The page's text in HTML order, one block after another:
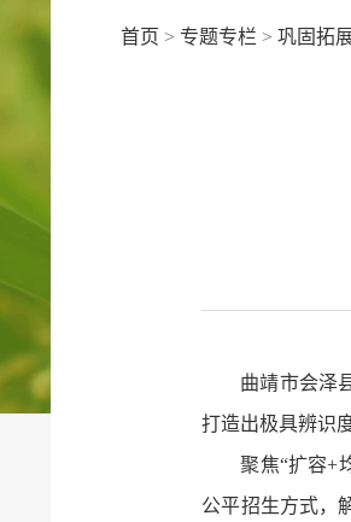
首页 > 专题专栏 > 巩固拓
曲靖市会泽
打造出极具辨识
聚焦“扩容+
公平招生方式，